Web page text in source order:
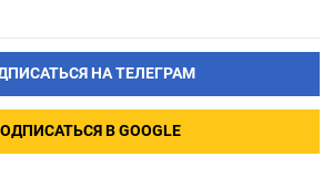
НА ТЕЛЕГРАМ
В GOOGLE